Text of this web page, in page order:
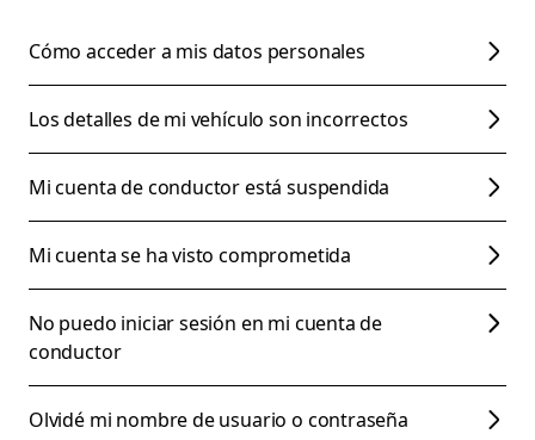
Cómo acceder a mis datos personales
Los detalles de mi vehículo son incorrectos
Mi cuenta de conductor está suspendida
Mi cuenta se ha visto comprometida
No puedo iniciar sesión en mi cuenta de
conductor
Olvidé mi nombre de usuario o contraseña